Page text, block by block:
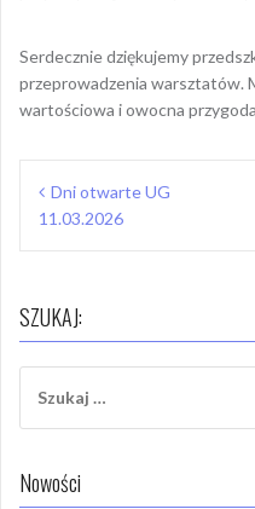
Serdecznie dziękujemy
przeprowadzenia warsztatów.
wartościowa i owocna
Nawigacja
wpisu
Dni otwarte UG
11.03.2026
SZUKAJ:
Nowości